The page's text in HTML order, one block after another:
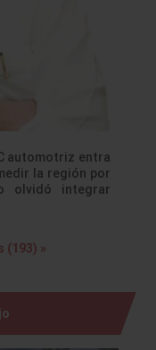
automotriz entra
la región por
olvidó integrar
»